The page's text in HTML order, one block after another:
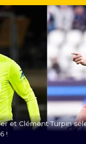
U
n
v
e
l
o
u
t
i
l
et Clément Turpin
!